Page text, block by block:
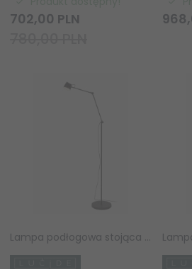
702,00 PLN 968,
Lampa podłogowa stojąca LED czarna metalowa minimalistyczna klasyczna nowoczesna ściemnialna MILNE 44716/06/30 LUCIDE